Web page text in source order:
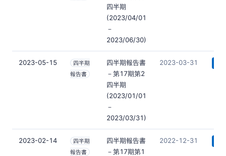
四半期
(2023/04/01
－
2023/06/30)
2023-05-15
四半期
報告書
四半期報告書
－第17期第2
四半期
(2023/01/01
－
2023/03/31)
2023-03-31
2023-02-14
四半期
報告書
四半期報告書
－第17期第1
2022-12-31